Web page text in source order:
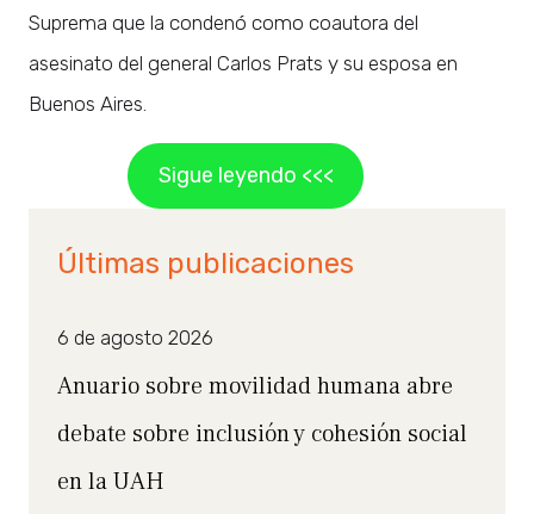
Suprema que la condenó como coautora del
asesinato del general Carlos Prats y su esposa en
Buenos Aires.
Sigue leyendo <<<
Últimas publicaciones
6 de agosto 2026
Anuario sobre movilidad humana abre
debate sobre inclusión y cohesión social
en la UAH